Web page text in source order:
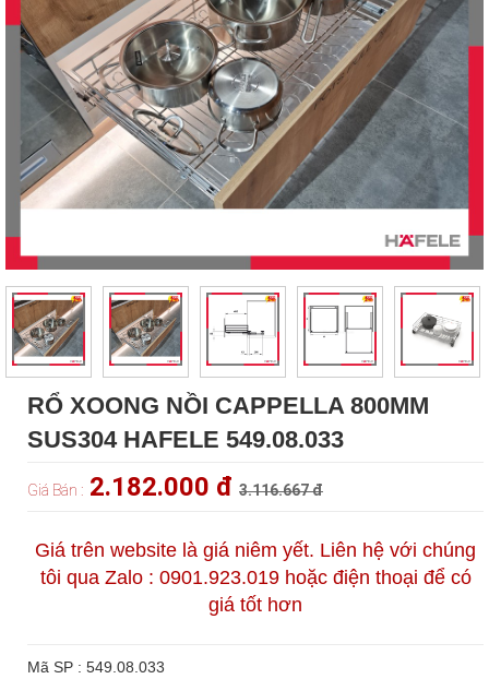
RỔ XOONG NỒI CAPPELLA 800MM
SUS304 HAFELE 549.08.033
Giá Bán : 2.182.000 đ 3.116.667 đ
Giá trên website là giá niêm yết. Liên hệ với chúng
tôi qua Zalo : 0901.923.019 hoặc điện thoại để có
giá tốt hơn
Mã SP : 549.08.033